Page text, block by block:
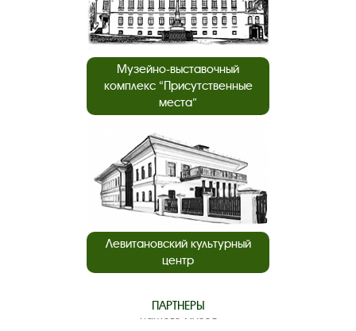
Музейно-выставочный
комплекс “Присутственные
места”
Левитановский культурный
центр
ПАРТНЕРЫ
нашего музея